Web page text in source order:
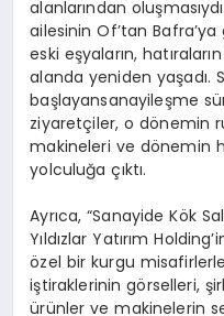
alanlarından oluşmasıydı
ailesinin Of’tan Bafra’ya
eski eşyaların,hatıraların
alanda yeniden yaşadı.
başlayansanayileşme
ziyaretçiler, odönemin
makineleri ve dönemin
yolculuğa çıktı.
Ayrıca, “Sanayide Kök
Yıldızlar Yatırım
özel bir kurgu misafirlerle
iştiraklerinin görselleri,
ürünler vemakinelerin